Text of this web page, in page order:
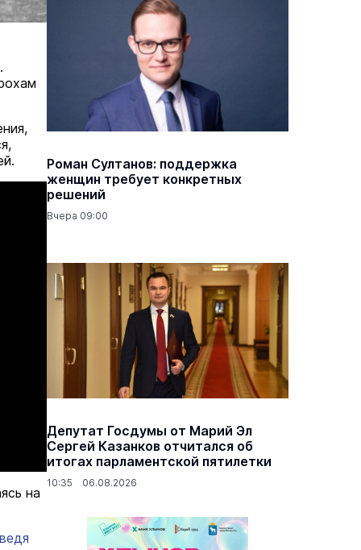
на
Роман Султанов: поддержка
женщин требует конкретных
решений
Вчера 09:00
Депутат Госдумы от Марий Эл
Сергей Казанков отчитался об
итогах парламентской пятилетки
10:35 06.08.2026